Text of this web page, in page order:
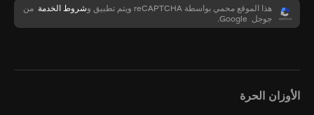
هذا الموقع محمي بواسطة reCAPTCHA ويتم تطبيق وشروط الخدمة من
جوجل Google.
الأوزان الحرة